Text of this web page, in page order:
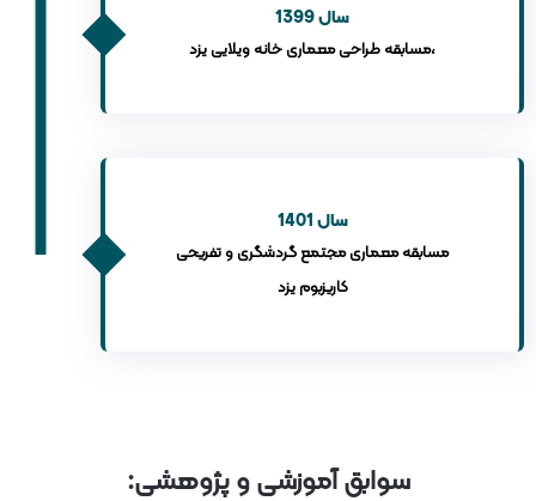
سال 1399
مسابقه طراحی معماری خانه ویلایی یزد،
سال 1401
مسابقه معماری مجتمع گردشگری و تفریحی
کاریزبوم یزد
سوابق آموزشی و پژوهشی: